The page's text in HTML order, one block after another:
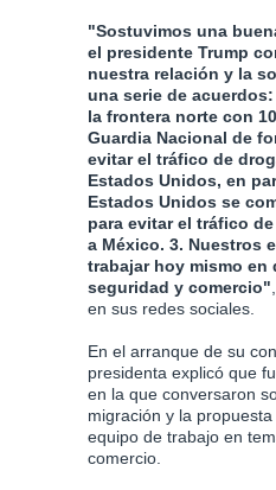
"Sostuvimos una
el presidente Trump
nuestra relación y la
una serie de
la frontera norte con
Guardia Nacional de
evitar el tráfico de
Estados Unidos, en
Estados Unidos se
para evitar el tráfico
a México. 3. Nuestros
trabajar hoy mismo en
seguridad y comercio"
en sus redes sociales.
En el arranque de su
presidenta explicó que
en la que conversaron
migración y la
equipo de trabajo en
comercio.